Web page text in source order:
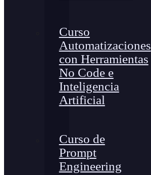
Curso
Automatizaciones
con Herramientas
No Code e
Inteligencia
Artificial
Curso de
Prompt
Engineering